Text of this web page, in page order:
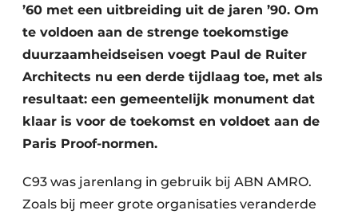
’60 met een uitbreiding uit de jaren ’90. Om
te voldoen aan de strenge toekomstige
duurzaamheidseisen voegt Paul de Ruiter
Architects nu een derde tijdlaag toe, met als
resultaat: een gemeentelijk monument dat
klaar is voor de toekomst en voldoet aan de
Paris Proof-normen.
C93 was jarenlang in gebruik bij ABN AMRO.
Zoals bij meer grote organisaties veranderde